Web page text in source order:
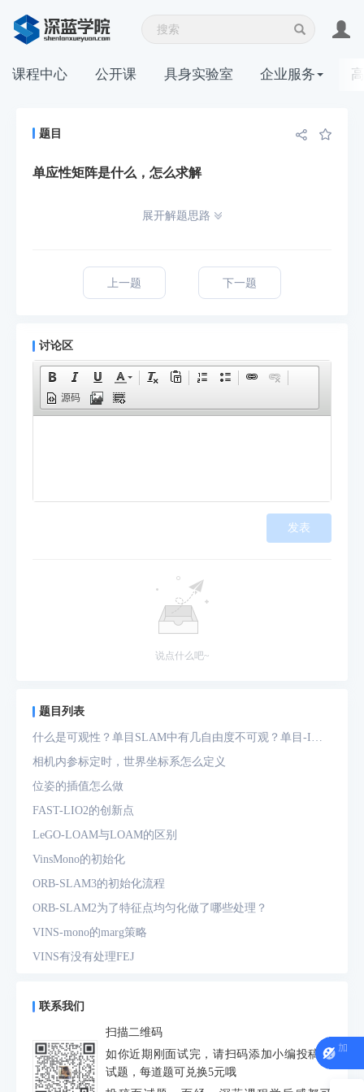
课程中心 公开课 具身实验室 企业服务
题目
单应性矩阵是什么，怎么求解
展开解题思路
上一题 下一题
讨论区
源码
发表
说点什么吧~
题目列表
什么是可观性？单目SLAM中有几自由度不可观？单目-IMU
系统中有几自由度不可观？
相机内参标定时，世界坐标系怎么定义
位姿的插值怎么做
FAST-LIO2的创新点
LeGO-LOAM与LOAM的区别
VinsMono的初始化
ORB-SLAM3的初始化流程
ORB-SLAM2为了特征点均匀化做了哪些处理？
VINS-mono的marg策略
VINS有没有处理FEJ
预积分中的bias如何处理
为什么要进行预积分
IMU测量方程是什么？噪声模型是什么？
动态场景对定位和建图分别有什么影响
联系我们
扫描二维码
如你近期刚面试完，请扫码添加小编投稿面
试题，每道题可兑换5元哦